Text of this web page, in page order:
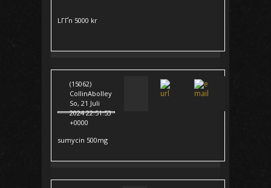
LГҐn 5000 kr
(15062)
CollinAbolley
So, 21 Juli
2024 22:51:53
+0000
sumycin 500mg